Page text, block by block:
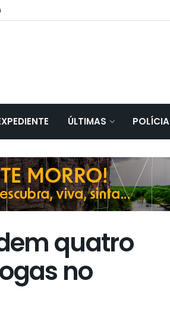
ÚLTIMAS POLÍCIA
quatro
no